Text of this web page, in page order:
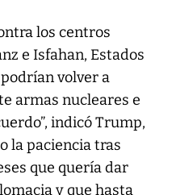
los centros
e Isfahan, Estados
volver a
armas nucleares e
indicó Trump,
la paciencia tras
que quería dar
y que hasta